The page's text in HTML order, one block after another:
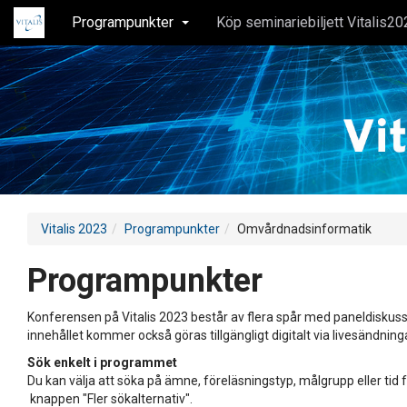
Programpunkter Köp seminariebiljett
Vitalis 2023 Programpunkter Omvårdnadsinformatik
Programpunkter
Konferensen på Vitalis 2023 består av flera spår med
innehållet kommer också göras tillgängligt digitalt via
Sök enkelt i programmet
Du kan välja att söka på ämne, föreläsningstyp, målgrupp eller
knappen "Fler sökalternativ".